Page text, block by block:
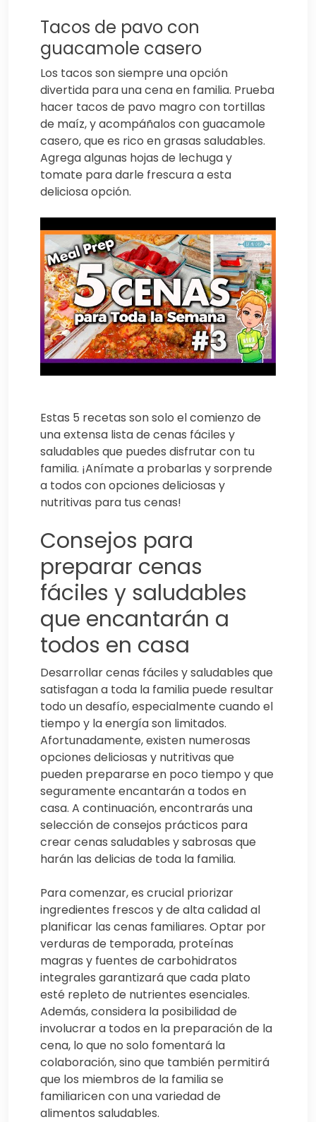
Tacos de pavo con
guacamole casero
Los tacos son siempre una opción
divertida para una cena en familia. Prueba
hacer tacos de pavo magro con tortillas
de maíz, y acompáñalos con guacamole
casero, que es rico en grasas saludables.
Agrega algunas hojas de lechuga y
tomate para darle frescura a esta
deliciosa opción.
Estas 5 recetas son solo el comienzo de
una extensa lista de cenas fáciles y
saludables que puedes disfrutar con tu
familia. ¡Anímate a probarlas y sorprende
a todos con opciones deliciosas y
nutritivas para tus cenas!
Consejos para
preparar cenas
fáciles y saludables
que encantarán a
todos en casa
Desarrollar cenas fáciles y saludables que
satisfagan a toda la familia puede resultar
todo un desafío, especialmente cuando el
tiempo y la energía son limitados.
Afortunadamente, existen numerosas
opciones deliciosas y nutritivas que
pueden prepararse en poco tiempo y que
seguramente encantarán a todos en
casa. A continuación, encontrarás una
selección de consejos prácticos para
crear cenas saludables y sabrosas que
harán las delicias de toda la familia.
Para comenzar, es crucial priorizar
ingredientes frescos y de alta calidad al
planificar las cenas familiares. Optar por
verduras de temporada, proteínas
magras y fuentes de carbohidratos
integrales garantizará que cada plato
esté repleto de nutrientes esenciales.
Además, considera la posibilidad de
involucrar a todos en la preparación de la
cena, lo que no solo fomentará la
colaboración, sino que también permitirá
que los miembros de la familia se
familiaricen con una variedad de
alimentos saludables.